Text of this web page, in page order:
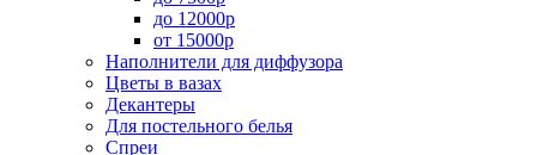
до 12000р
от 15000р
Наполнители для диффузора
Цветы в вазах
Декантеры
Для постельного белья
Спреи